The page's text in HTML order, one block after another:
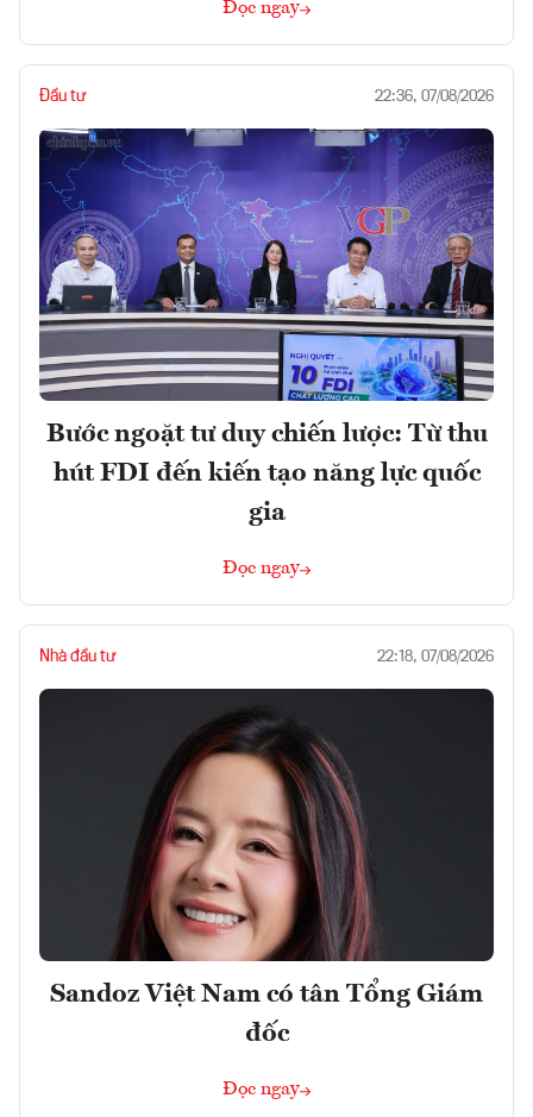
Đọc ngay
Đầu tư 22:36, 07/08/2026
Bước ngoặt tư duy chiến lược: Từ thu
hút FDI đến kiến tạo năng lực quốc
gia
Đọc ngay
Nhà đầu tư 22:18, 07/08/2026
Sandoz Việt Nam có tân Tổng Giám
đốc
Đọc ngay